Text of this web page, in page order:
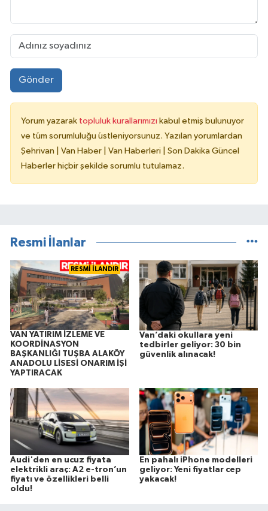
Gönder
Yorum yazarak topluluk kurallarımızı kabul etmiş bulunuyor
ve tüm sorumluluğu üstleniyorsunuz. Yazılan yorumlardan
Şehrivan | Van Haber | Van Haberleri | Son Dakika Güncel
Haberler hiçbir şekilde sorumlu tutulamaz.
Resmi İlanlar
RESMİ İLANDIR
VAN YATIRIM İZLEME VE
KOORDİNASYON
BAŞKANLIĞI TUŞBA ALAKÖY
ANADOLU LİSESİ ONARIM İŞİ
YAPTIRACAK
Van’daki okullara yeni
tedbirler geliyor: 30 bin
güvenlik alınacak!
Audi'den en ucuz fiyata
elektrikli araç: A2 e-tron’un
fiyatı ve özellikleri belli
oldu!
En pahalı iPhone modelleri
geliyor: Yeni fiyatlar cep
yakacak!